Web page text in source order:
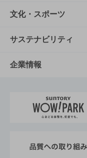
商品一覧
商品発売情報
栄養成分一覧
知る・楽しむTOP
キャンペーン
工場見学
地域情報
文化・スポーツ
文化・スポーツTOP
サントリーホール
サントリーサンバ
サステナビリティ
サステナビリティ
サントリーが考
企業情報
企業概要